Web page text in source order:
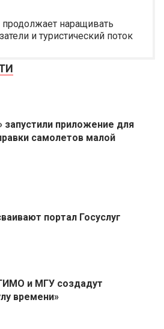
продолжает наращивать
и туристический поток
запустили приложение для
самолетов малой
портал Госуслуг
и МГУ создадут
времени»